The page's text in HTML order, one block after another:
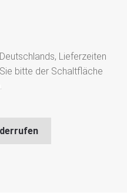
Lieferzeiten
bitte der Schaltfläche